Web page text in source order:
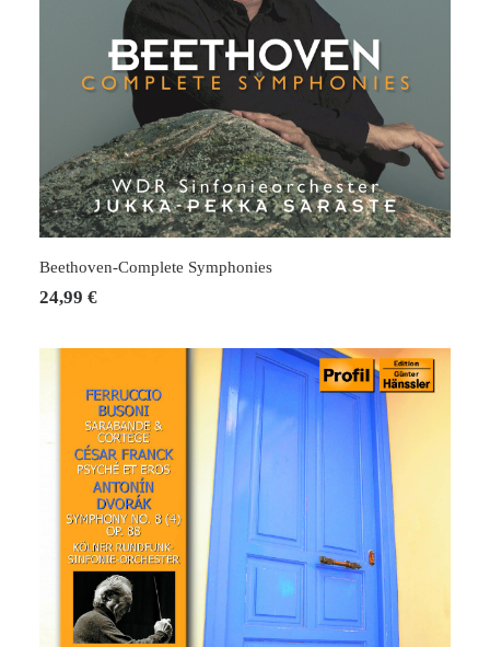
IN DEN WARENKORB
Beethoven-Complete Symphonies
24,99 €